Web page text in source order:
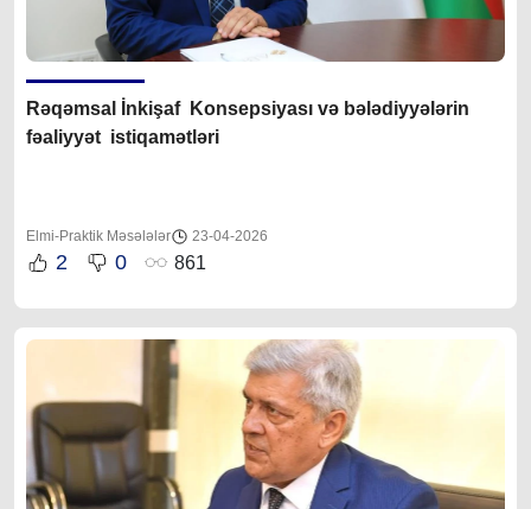
Rəqəmsal İnkişaf Konsepsiyası və bələdiyyələrin
fəaliyyət istiqamətləri
Elmi-Praktik Məsələlər 23-04-2026
2 0 861